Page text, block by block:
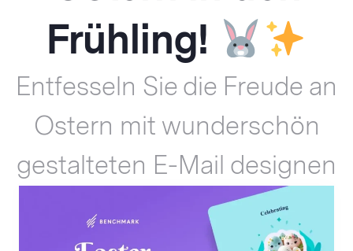
Frühling!
Entfesseln Sie die Freude an
Ostern mit wunderschön
gestalteten E-Mail designen